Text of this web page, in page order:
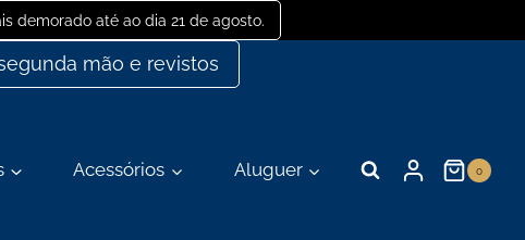
demorado até ao dia 21 de agosto.
mão e revistos
Acessórios Aluguer 0